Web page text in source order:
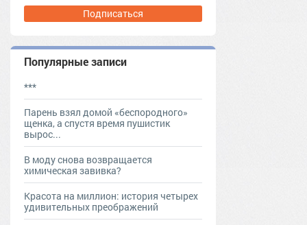
Подписаться
Популярные записи
***
Парень взял домой «беспородного»
щенка, а спустя время пушистик
вырос...
В моду снова возвращается
химическая завивка?
Красота на миллион: история четырех
удивительных преображений